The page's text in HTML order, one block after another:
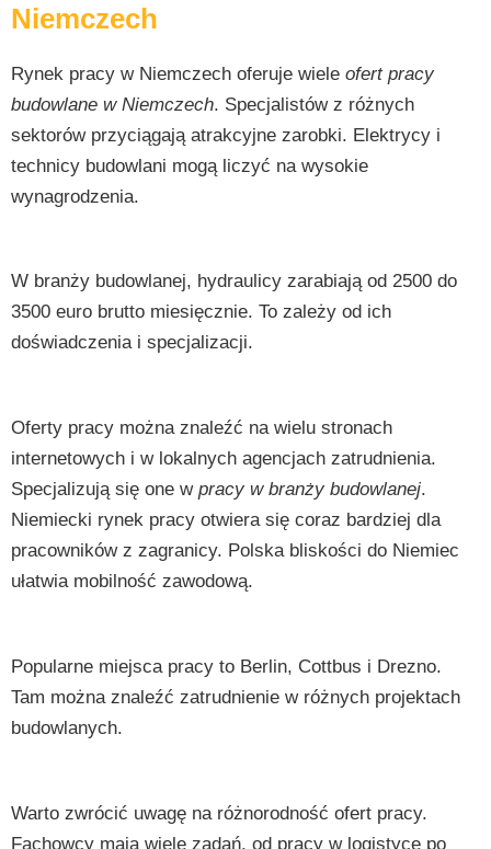
Niemczech
Rynek pracy w Niemczech oferuje wiele ofert pracy
budowlane w Niemczech. Specjalistów z różnych
sektorów przyciągają atrakcyjne zarobki. Elektrycy i
technicy budowlani mogą liczyć na wysokie
wynagrodzenia.
W branży budowlanej, hydraulicy zarabiają od 2500 do
3500 euro brutto miesięcznie. To zależy od ich
doświadczenia i specjalizacji.
Oferty pracy można znaleźć na wielu stronach
internetowych i w lokalnych agencjach zatrudnienia.
Specjalizują się one w pracy w branży budowlanej.
Niemiecki rynek pracy otwiera się coraz bardziej dla
pracowników z zagranicy. Polska bliskości do Niemiec
ułatwia mobilność zawodową.
Popularne miejsca pracy to Berlin, Cottbus i Drezno.
Tam można znaleźć zatrudnienie w różnych projektach
budowlanych.
Warto zwrócić uwagę na różnorodność ofert pracy.
Fachowcy mają wiele zadań, od pracy w logistyce po